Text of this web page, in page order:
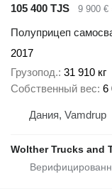
105 400 TJS
9 900 €
Полуприцеп
2017
Грузопод. 31 910 кг
Собственный вес 6
Дания, Vamdrup
Wolther Trucks and